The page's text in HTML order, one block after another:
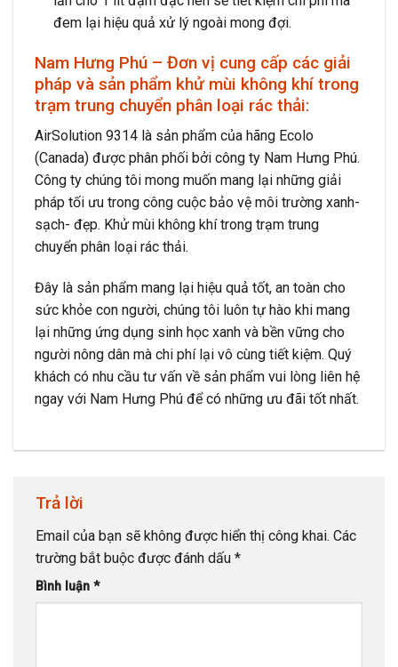
đem lại hiệu quả xử lý ngoài mong đợi.
Nam Hưng Phú – Đơn vị cung cấp các giải
pháp và sản phẩm khử mùi không khí trong
trạm trung chuyển phân loại rác thải:
AirSolution 9314 là sản phẩm của hãng Ecolo
(Canada) được phân phối bởi công ty Nam Hưng Phú.
Công ty chúng tôi mong muốn mang lại những giải
pháp tối ưu trong công cuộc bảo vệ môi trường xanh-
sạch- đẹp. Khử mùi không khí trong trạm trung
chuyển phân loại rác thải.
Đây là sản phẩm mang lại hiệu quả tốt, an toàn cho
sức khỏe con người, chúng tôi luôn tự hào khi mang
lại những ứng dụng sinh học xanh và bền vững cho
người nông dân mà chi phí lại vô cùng tiết kiệm. Quý
khách có nhu cầu tư vấn về sản phẩm vui lòng liên hệ
ngay với Nam Hưng Phú để có những ưu đãi tốt nhất.
Trả lời
Email của bạn sẽ không được hiển thị công khai. Các
trường bắt buộc được đánh dấu *
Bình luận *